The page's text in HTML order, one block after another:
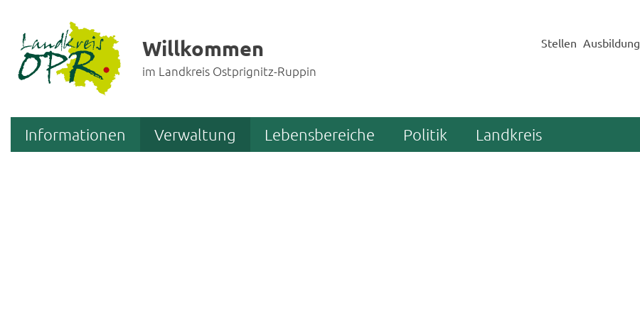
Willkommen
im Landkreis Ostprignitz-Ruppin
Stellen Ausbildung
Informationen Verwaltung Lebensbereiche Politik Landkreis